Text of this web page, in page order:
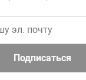
Подписаться